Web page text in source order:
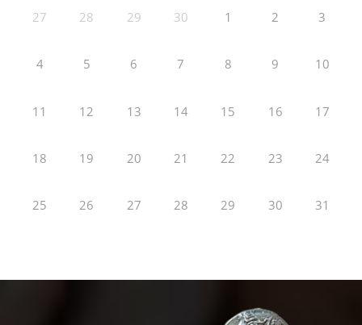
27 28 29 30 1 2 3
4 5 6 7 8 9 10
11 12 13 14 15 16 17
18 19 20 21 22 23 24
25 26 27 28 29 30 31